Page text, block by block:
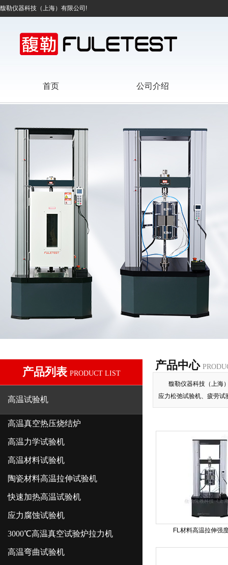
馥勒仪器科技（上海）有限公司!
首页 公司介绍
产品列表 PRODUCT LIST
高温试验机
高温真空热压烧结炉
高温力学试验机
高温材料试验机
陶瓷材料高温拉伸试验机
快速加热高温试验机
应力腐蚀试验机
3000℃高温真空试验炉拉力机
高温弯曲试验机
产品中心
馥勒仪器科技（上海
应力松弛试验机、疲劳
FL材料高温拉伸强